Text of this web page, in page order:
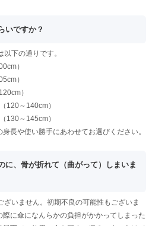
いですか？
下の通りです。
）
）
）
120～140cm）
130～145cm）
長や使い勝手にあわせてお選びください。
に、骨が折れて（曲がって）しまいま
ざいません。初期不良の可能性もございま
に傘になんらかの負担がかかってしまった